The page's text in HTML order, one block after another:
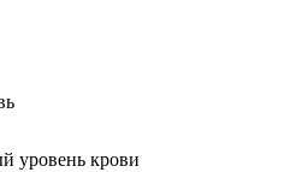
уровень крови